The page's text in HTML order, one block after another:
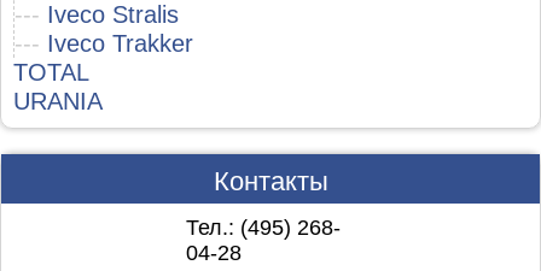
--- Iveco Stralis
--- Iveco Trakker
TOTAL
URANIA
Контакты
Тел.: (495) 268-
04-28